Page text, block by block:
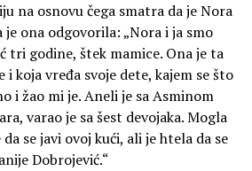
na osnovu čega smatra da je Nora
ona odgovorila: „Nora i ja smo
tri godine, štek mamice. Ona je ta
koja vređa svoje dete, kajem se što
i žao mi je. Aneli je sa Asminom
varao je sa šest devojaka. Mogla
se javi ovoj kući, ali je htela da se
Dobrojević.“